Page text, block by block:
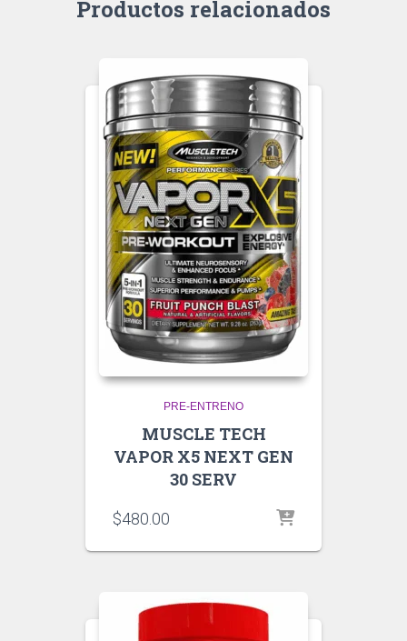
Productos relacionados
PRE-ENTRENO
MUSCLE TECH
VAPOR X5 NEXT GEN
30 SERV
$480.00